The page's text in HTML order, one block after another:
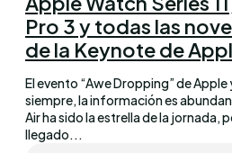
Pro 3 y todas las
de la Keynote de
El evento “Awe Dropping” de Apple
siempre, la información es
Air ha sido la estrella de la jornada,
llegado...